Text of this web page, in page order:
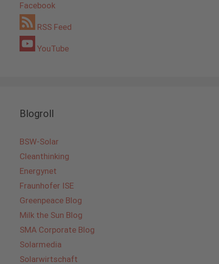
Facebook
RSS Feed
YouTube
Blogroll
BSW-Solar
Cleanthinking
Energynet
Fraunhofer ISE
Greenpeace Blog
Milk the Sun Blog
SMA Corporate Blog
Solarmedia
Solarwirtschaft